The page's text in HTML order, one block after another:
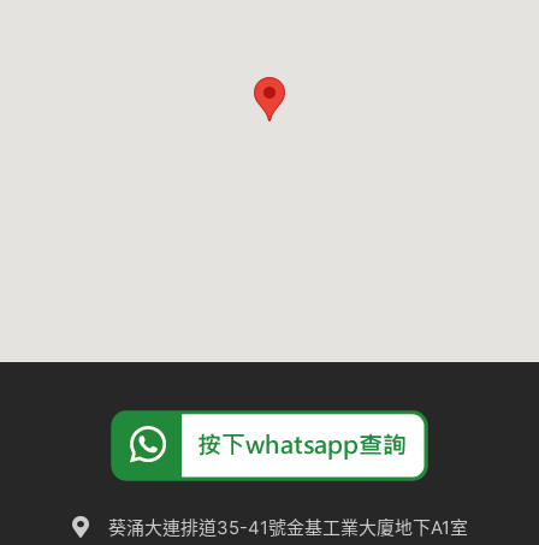
葵涌大連排道35-41號金基工業大廈地下A1室